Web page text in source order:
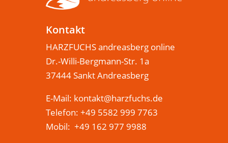
Kontakt
HARZFUCHS andreasberg online
Dr.-Willi-Bergmann-Str. 1a
37444 Sankt Andreasberg
E-Mail: kontakt@harzfuchs.de
Telefon: +49 5582 999 7763
Mobil: +49 162 977 9988